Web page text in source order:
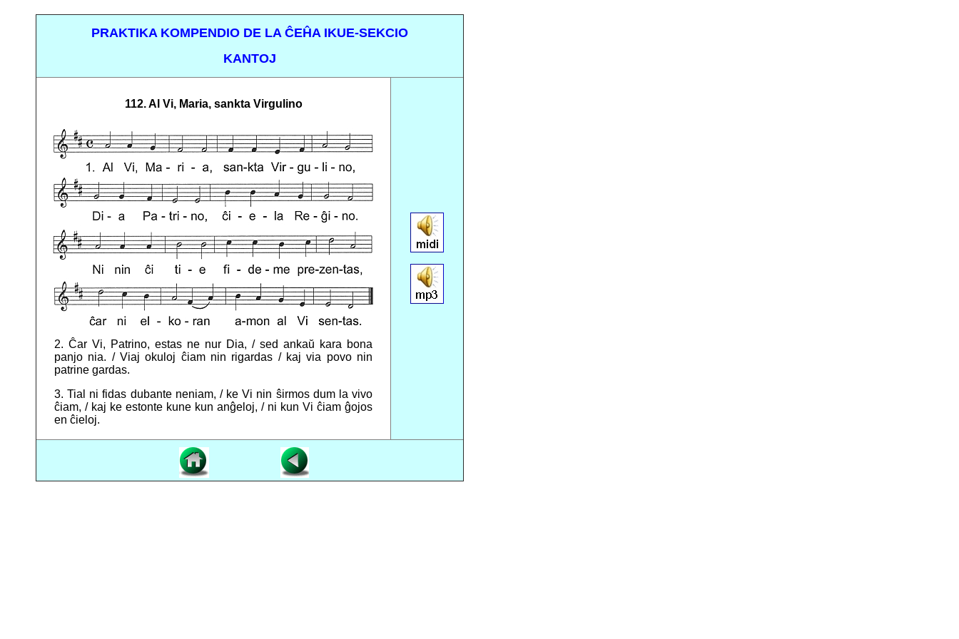
PRAKTIKA KOMPENDIO DE LA ĈEĤA IKUE-SEKCIO
KANTOJ
112. Al Vi, Maria, sankta Virgulino
2. Ĉar Vi, Patrino, estas ne nur Dia, / sed ankaŭ kara bona
panjo nia. / Viaj okuloj ĉiam nin rigardas / kaj via povo nin
patrine gardas.
3. Tial ni fidas dubante neniam, / ke Vi nin ŝirmos dum la vivo
ĉiam, / kaj ke estonte kune kun anĝeloj, / ni kun Vi ĉiam ĝojos
en ĉieloj.